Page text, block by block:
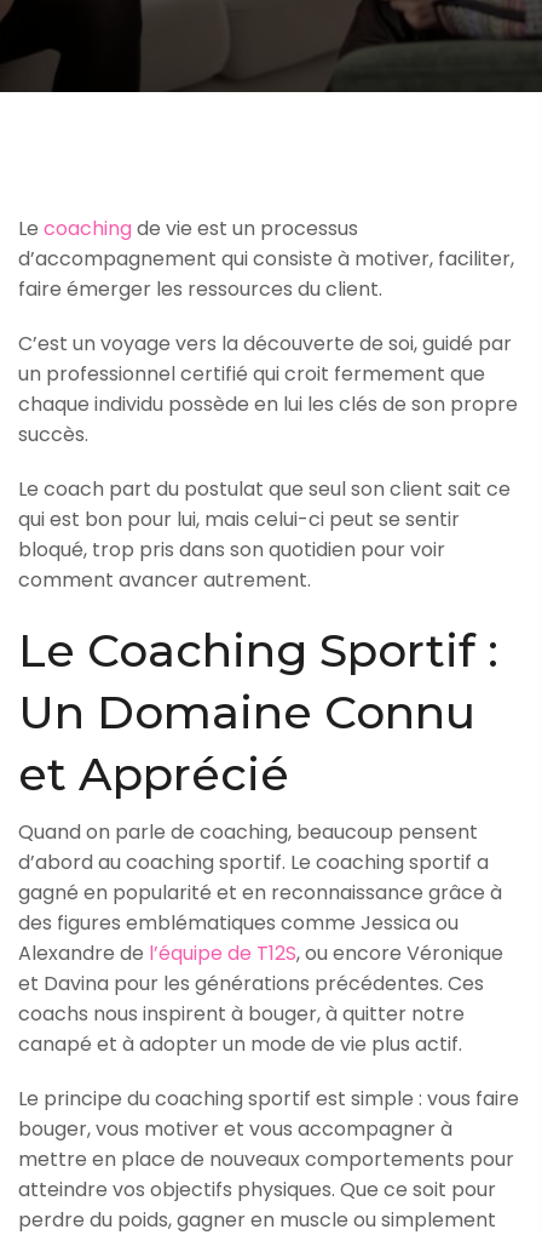
Le coaching de vie est un processus
d’accompagnement qui consiste à motiver, faciliter,
faire émerger les ressources du client.
C’est un voyage vers la découverte de soi, guidé par
un professionnel certifié qui croit fermement que
chaque individu possède en lui les clés de son propre
succès.
Le coach part du postulat que seul son client sait ce
qui est bon pour lui, mais celui-ci peut se sentir
bloqué, trop pris dans son quotidien pour voir
comment avancer autrement.
Le Coaching Sportif :
Un Domaine Connu
et Apprécié
Quand on parle de coaching, beaucoup pensent
d’abord au coaching sportif. Le coaching sportif a
gagné en popularité et en reconnaissance grâce à
des figures emblématiques comme Jessica ou
Alexandre de l’équipe de T12S, ou encore Véronique
et Davina pour les générations précédentes. Ces
coachs nous inspirent à bouger, à quitter notre
canapé et à adopter un mode de vie plus actif.
Le principe du coaching sportif est simple : vous faire
bouger, vous motiver et vous accompagner à
mettre en place de nouveaux comportements pour
atteindre vos objectifs physiques. Que ce soit pour
perdre du poids, gagner en muscle ou simplement